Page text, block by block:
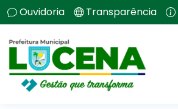
Ouvidoria Transparência